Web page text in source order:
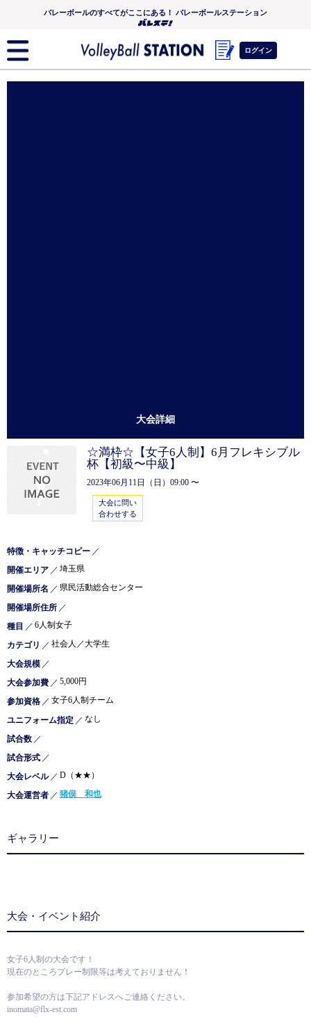
バレーボールのすべてがここにある！ バレーボールステーション
ログイン
大会詳細
☆満枠☆【女子6人制】6月フレキシブル
杯【初級〜中級】
2023年06月11日（日）09:00 〜
大会に問い
合わせする
特徴・キャッチコピー ／
開催エリア ／ 埼玉県
開催場所名 ／ 県民活動総合センター
開催場所住所 ／
種目 ／ 6人制女子
カテゴリ ／ 社会人／大学生
大会規模 ／
大会参加費 ／ 5,000円
参加資格 ／ 女子6人制チーム
ユニフォーム指定 ／ なし
試合数 ／
試合形式 ／
大会レベル ／ D（★★）
大会運営者 ／ 猪俣 和也
ギャラリー
大会・イベント紹介
女子6人制の大会です！
現在のところプレー制限等は考えておりません！
参加希望の方は下記アドレスへご連絡ください。
inomata@flx-est.com